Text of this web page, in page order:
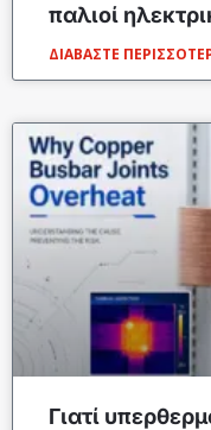
παλιοί
ΔΙΑΒΆΣΤΕ
Γιατί